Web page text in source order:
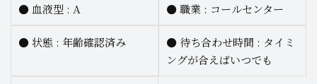
● 血液型 : A ● 職業 : コールセンター
● 状態 : 年齢確認済み ● 待ち合わせ時間 : タイミ
ングが合えばいつでも